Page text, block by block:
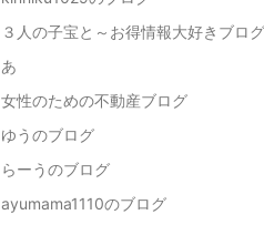
３人の子宝と～お得情報大好きブログ
あ
女性のための不動産ブログ
ゆうのブログ
らーうのブログ
ayumama1110のブログ